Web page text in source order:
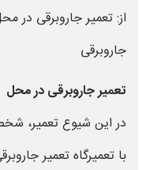
از: تعمیر جاروبرقی در
جاروبرقی
تعمیر جاروبرقی در محل
در این شیوع تعمیر،
با تعمیرگاه تعمیر